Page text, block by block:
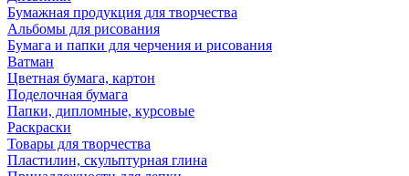
Бумажная продукция для творчества
Альбомы для рисования
Бумага и папки для черчения и рисования
Ватман
Цветная бумага, картон
Поделочная бумага
Папки, дипломные, курсовые
Раскраски
Товары для творчества
Пластилин, скульптурная глина